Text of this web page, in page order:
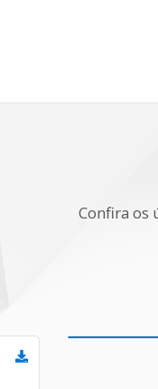
Confira os